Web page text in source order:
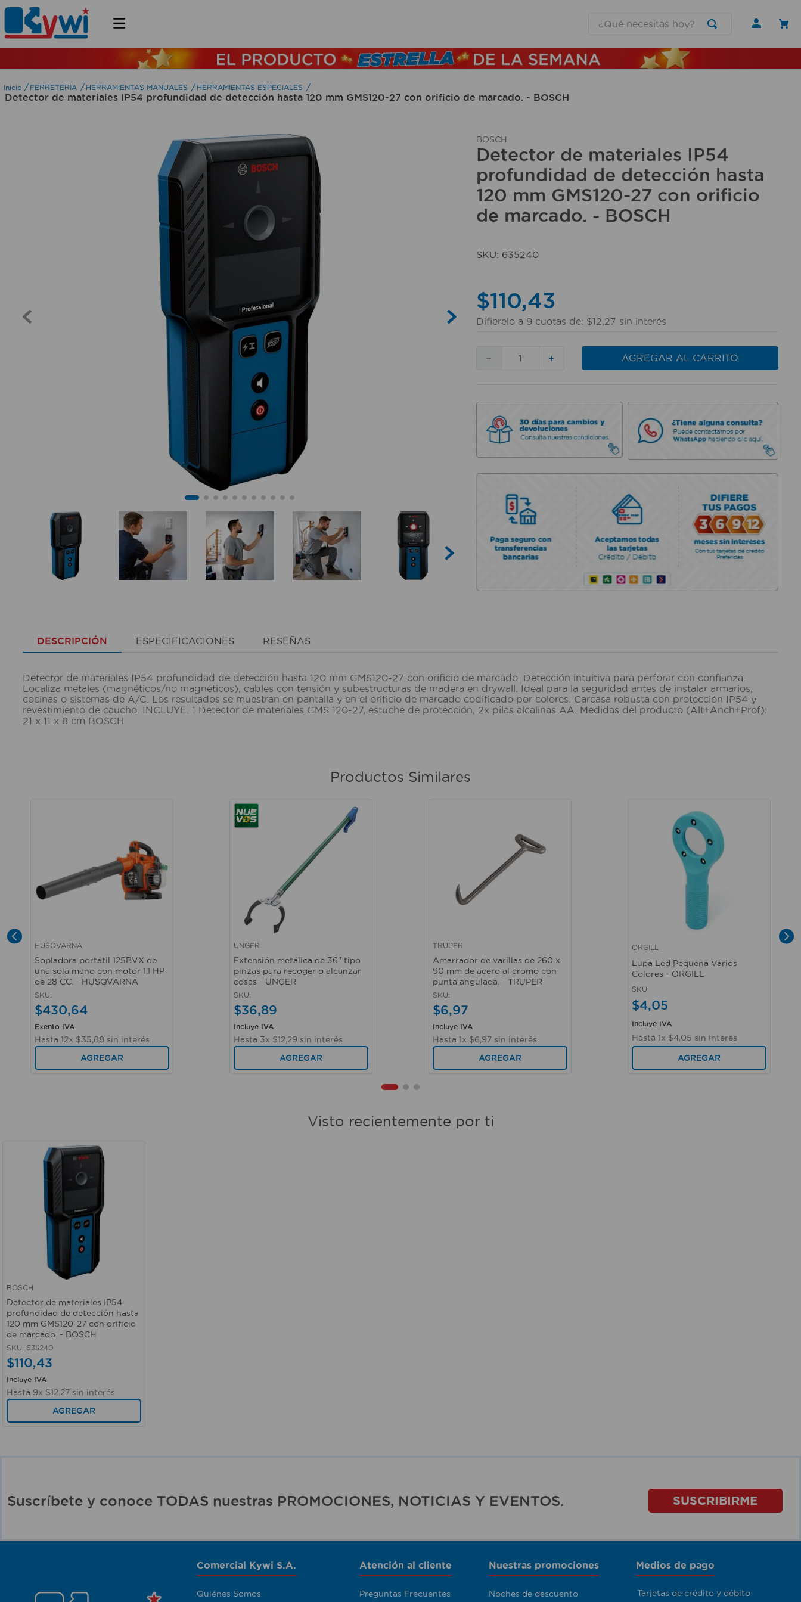
FERRETERIA HERRAMIENTAS MANUALES HERRAMIENTAS ESPECIALES
Detector de materiales IP54 profundidad de detección hasta 120 mm GMS120-27 con orificio de marcado. - BOSCH
BOSCH
Detector de materiales IP54
profundidad de detección hasta
120 mm GMS120-27 con orificio
de marcado. - BOSCH
SKU: 635240
$110,43
Difierelo a 9cuotas de: $12,27 sin interés
＋
－ AGREGAR AL CARRITO
DESCRIPCIÓN ESPECIFICACIONES RESEÑAS
Detector de materiales IP54 profundidad de detección hasta 120 mm GMS120-27 con orificio de marcado. Detección intuitiva para perforar con confianza.
Localiza metales (magnéticos/no magnéticos), cables con tensión y subestructuras de madera en drywall. Ideal para la seguridad antes de instalar armarios,
cocinas o sistemas de A/C. Los resultados se muestran en pantalla y en el orificio de marcado codificado por colores. Carcasa robusta con protección IP54 y
revestimiento de caucho. INCLUYE. 1 Detector de materiales GMS 120-27, estuche de protección, 2x pilas alcalinas AA. Medidas del producto (Alt+Anch+Prof):
21 x 11 x 8 cm BOSCH
Productos Similares
HUSQVARNA
Sopladora portátil 125BVX de
una sola mano con motor 1,1 HP
de 28 CC. - HUSQVARNA
SKU:
$430,64
Exento IVA
Hasta 12x $35,88 sin interés
AGREGAR
UNGER
Extensión metálica de 36" tipo
pinzas para recoger o alcanzar
cosas - UNGER
SKU:
$36,89
Incluye IVA
Hasta 3x $12,29 sin interés
AGREGAR
TRUPER
Amarrador de varillas de 260 x
90 mm de acero al cromo con
punta angulada. - TRUPER
SKU:
$6,97
Incluye IVA
Hasta 1x $6,97 sin interés
AGREGAR
Vista rápida
ORGILL
Lupa Led Pequena Varios
Colores - ORGILL
SKU:
$4,05
Incluye IVA
Hasta 1x $4,05 sin interés
AGREGAR
Visto recientemente por ti
BOSCH
Detector de materiales IP54
profundidad de detección hasta
120 mm GMS120-27 con orificio
de marcado. - BOSCH
SKU: 635240
$110,43
Incluye IVA
Hasta 9x $12,27 sin interés
AGREGAR
Suscríbete y conoce TODAS nuestras PROMOCIONES, NOTICIAS Y EVENTOS. SUSCRIBIRME
Comercial Kywi S.A.
Quiénes Somos
Atención al cliente
Preguntas Frecuentes
Nuestras promociones
Noches de descuento
Medios de pago
Tarjetas de crédito y débito
TÉRMINOS MÁS BUSCADOS
1.
lamparas